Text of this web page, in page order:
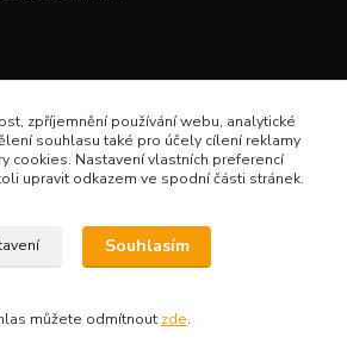
zpříjemnění používání webu, analytické
souhlasu také pro účely cílení reklamy
cookies. Nastavení vlastních preferencí
upravit odkazem ve spodní části stránek.
Souhlasím
můžete odmítnout zde.